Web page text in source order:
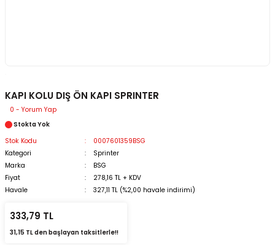
KAPI KOLU DIŞ ÖN KAPI SPRINTER
0 - Yorum Yap
Stokta Yok
Stok Kodu
0007601359BSG
Kategori
Sprinter
Marka
BSG
Fiyat
278,16 TL + KDV
Havale
327,11 TL (%2,00 havale indirimi)
333,79 TL
31,15 TL den başlayan taksitlerle!!